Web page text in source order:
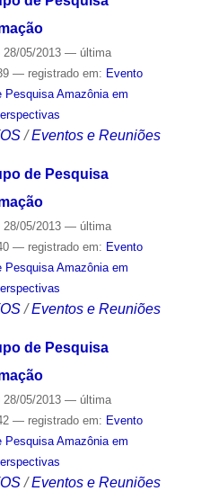
28/05/2013 — última
— registrado em: Evento
Pesquisa Amazônia em
/Eventos e Reuniões
de Pesquisa
28/05/2013 — última
— registrado em: Evento
Pesquisa Amazônia em
/Eventos e Reuniões
de Pesquisa
28/05/2013 — última
— registrado em: Evento
Pesquisa Amazônia em
/Eventos e Reuniões